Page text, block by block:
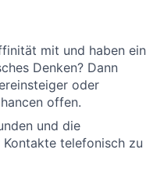
mit und haben ein
Denken? Dann
oder
offen.
und die
telefonisch zu